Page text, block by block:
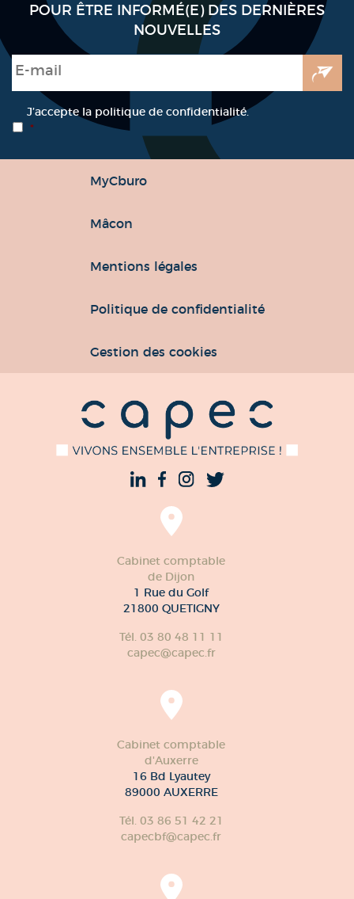
POUR ÊTRE INFORMÉ(E) DES DERNIÈRES
NOUVELLES
E-mail
RGPD *
J’accepte la politique de confidentialité.
*
MyCburo
Mâcon
Mentions légales
Politique de confidentialité
Gestion des cookies
Cabinet comptable
de Dijon
1 Rue du Golf
21800 QUETIGNY
Tél. 03 80 48 11 11
capec@capec.fr
Cabinet comptable
d'Auxerre
16 Bd Lyautey
89000 AUXERRE
Tél. 03 86 51 42 21
capecbf@capec.fr